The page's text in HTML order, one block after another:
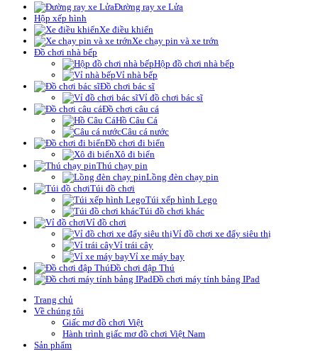
Đường ray xe Lửa
Hộp xếp hình
Xe điều khiển
Xe chạy pin và xe trớn
Đồ chơi nhà bếp
Hộp đồ chơi nhà bếp
Vỉ nhà bếp
Đồ chơi bác sĩ
Vỉ đồ chơi bác sĩ
Đồ chơi câu cá
Hồ Câu Cá
Câu cá nước
Đồ chơi đi biển
Xô đi biển
Thú chạy pin
Lồng đèn chạy pin
Túi đồ chơi
Túi xếp hình Lego
Túi đồ chơi khác
Vỉ đồ chơi
Vỉ đồ chơi xe đẩy siêu thị
Vỉ trái cây
Vỉ xe máy bay
Đồ chơi đập Thú
Đồ chơi máy tính bảng IPad
Trang chủ
Về chúng tôi
Giấc mơ đồ chơi Việt
Hành trình giấc mơ đồ chơi Việt Nam
Sản phẩm